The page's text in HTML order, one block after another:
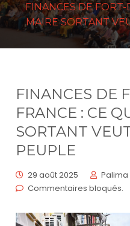
FINANCES DE FORT-
MAIRE SORTANT
FINANCES DE
FRANCE : CE
SORTANT
PEUPLE
29 août 2025
Palima
Commentaires bloqués.